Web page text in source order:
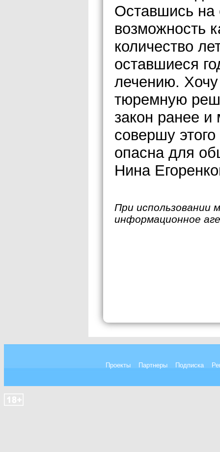
Оставшись на
возможность
количество
оставшиеся
лечению.
тюремную
закон ранее и
совершу
опасна для
Нина
При использовании
информационное
Проекты Партнеры Подписка